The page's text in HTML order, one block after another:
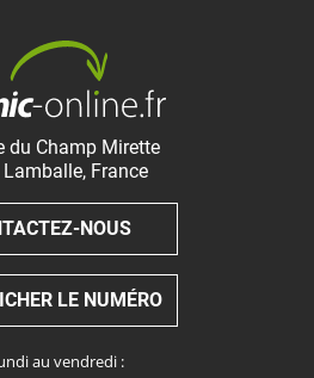
du Champ Mirette
Lamballe, France
NOUS
LE NUMÉRO
au vendredi :